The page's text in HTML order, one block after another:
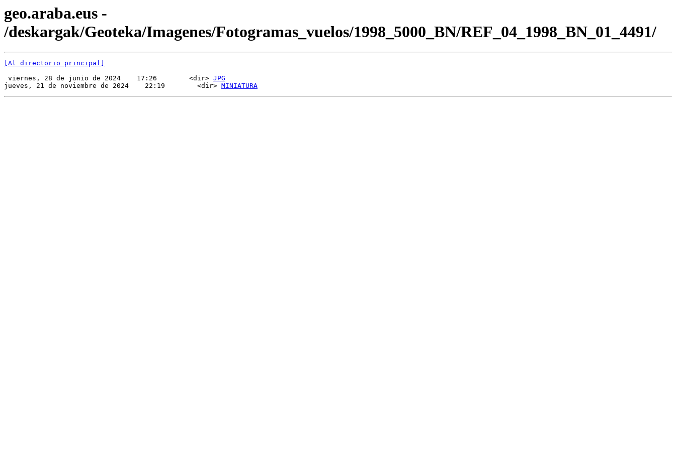
geo.araba.eus -
/deskargak/Geoteka/Imagenes/Fotogramas_vuelos/1998_5000_BN/REF_04_1998_BN_01_4491/
[Al directorio principal]
viernes, 28 de junio de 2024    17:26        <dir> JPG
jueves, 21 de noviembre de 2024    22:19        <dir> MINIATURA